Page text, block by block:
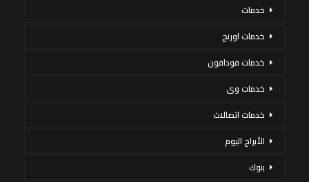
خدمات
خدمات اورنج
خدمات فودافون
خدمات وى
خدمات اتصالات
الأبراج اليوم
بنوك